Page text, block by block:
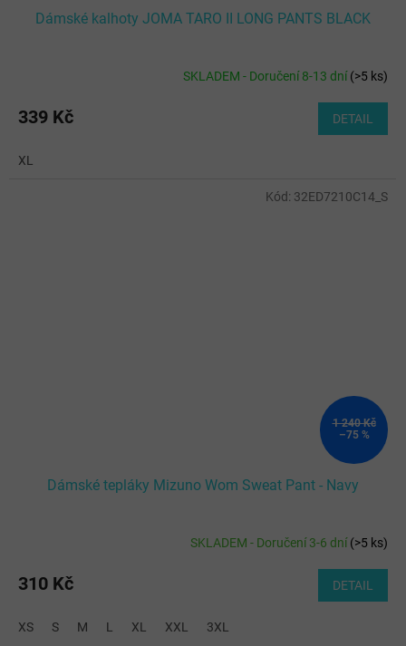
Dámské kalhoty JOMA TARO II LONG PANTS BLACK
SKLADEM - Doručení 8-13 dní(>5 ks)
339 Kč DETAIL
XL
1 240 Kč
–75 %
Dámské tepláky Mizuno Wom Sweat Pant - Navy
SKLADEM - Doručení 3-6 dní(>5 ks)
310 Kč DETAIL
XS S M L XL XXL 3XL
Kód: 32ED7210C14_S